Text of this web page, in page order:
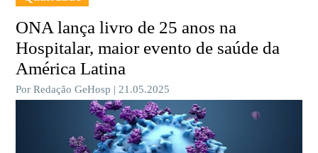
ONA lança livro de 25 anos na
Hospitalar, maior evento de saúde da
América Latina
Por Redação GeHosp | 21.05.2025